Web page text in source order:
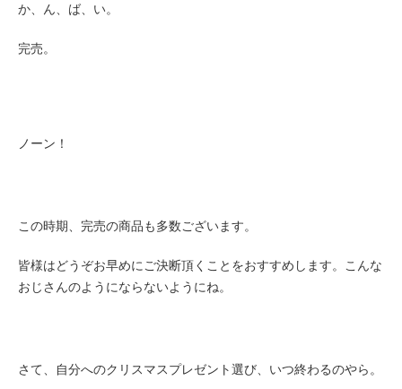
か、ん、ば、い。
完売。
ノーン！
この時期、完売の商品も多数ございます。
皆様はどうぞお早めにご決断頂くことをおすすめします。こんな
おじさんのようにならないようにね。
さて、自分へのクリスマスプレゼント選び、いつ終わるのやら。